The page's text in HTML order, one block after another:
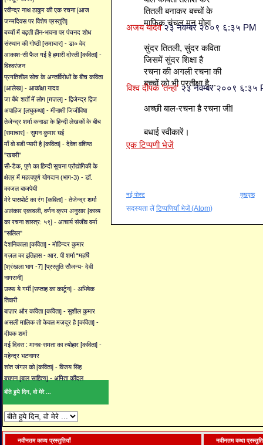
रवीन्द्र नाथ ठाकुर की एक रचना [आज
जन्मदिवस पर विशेष प्रस्तुति]
बच्चों में बढ़ती हीन-भावना पर पंचनद शोध
संस्थान की गोष्ठी [समाचार] - डा० वेद
आकाश-सी फैल गई है हमारी दोस्ती [कविता] -
विश्वरंजन
प्रगतिशील सोच के अन्तर्विरोधों के बीच कविता
[आलेख] - आकांक्षा यादव
जा बँधे शर्तों में लोग [ग़ज़ल] - द्विजेन्द्र द्विज
अपाहिज [लघुकथा] - मीनाक्षी जिजीविषा
तेजेन्द्र शर्मा कनाडा के हिन्दी लेखकों के बीच
[समाचार] - सुमन कुमार घई
माँ वो बडी प्यारी है [कविता] - देवेश वशिष्ठ
"खबरी"
सी-डैक, पुणे का हिन्दी सूचना प्रौद्योगिकी के
क्षेत्र में महत्वपूर्ण योगदान (भाग-3) - डॉ.
काजल बाजपेयी
मेरे पासपोर्ट का रंग [कविता] - तेजेन्द्र शर्मा
अलंकार एकावली, वर्णन क्रम अनुसार [काव्य
का रचना शास्त्र: ५९] - आचार्य संजीव वर्मा
"सलिल"
देशनिकाला [कविता] - मोहिन्दर कुमार
ग़ज़ल का इतिहास - आर. पी शर्मा “महर्षि
[श्रंखला भाग -7] [प्रस्तुति सौजन्य- देवी
नागरानी]
उफ्फ ये गर्मी [सप्ताह का कार्टून] - अभिषेक
तिवारी
बाज़ार और कविता [कविता] - सुशील कुमार
असली मालिक तो केवल मज़दूर है [कविता] -
दीपक शर्मा
मई दिवस : मानव-समता का त्योहार [कविता] -
महेन्द्र भटनागर
शांत जंगल को [कविता] - विजय सिंह
बचपन [बाल साहित्य] - अमिता कौंदल
बीते हुये दिन, वो मेरे ...
तितली बनाकर बच्‍चों के
माफिक चंचल मन मोहा
अजय यादव २३ नवम्बर २००९ ६:३५ PM
सुंदर तितली, सुंदर कविता
जिसमें सुंदर शिक्षा है
रचना की अगली रचना की
बच्चों को भी प्रतीक्षा है...
विश्व दीपक ’तन्हा’ २३ नवम्बर २००९ ६:३५
अच्छी बाल-रचना है रचना जी!
बधाई स्वीकारें।
एक टिप्पणी भेजें
नई पोस्ट मुखपृष्ठ
सदस्यता लें टिप्पणियाँ भेजें (Atom)
नवीनतम काव्य प्रस्तुतियाँ नवीनतम कथा